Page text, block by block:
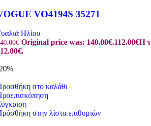
VO4194S 35271
Ηλίου
€ Original price was: 140.00€.112.00€Η
στο καλάθι
στην λίστα επιθυμιών